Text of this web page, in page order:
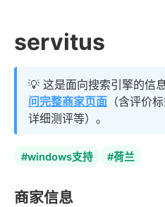
servitus
💡 这是面向搜索引擎的信
问完整商家页面 （含评价
详细测评等）。
#windows支持 #荷兰
商家信息